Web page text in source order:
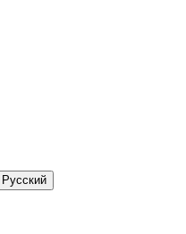
Русский